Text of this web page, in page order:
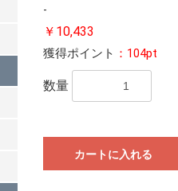
-
￥10,433
獲得ポイント ：104pt
数量
カートに入れる